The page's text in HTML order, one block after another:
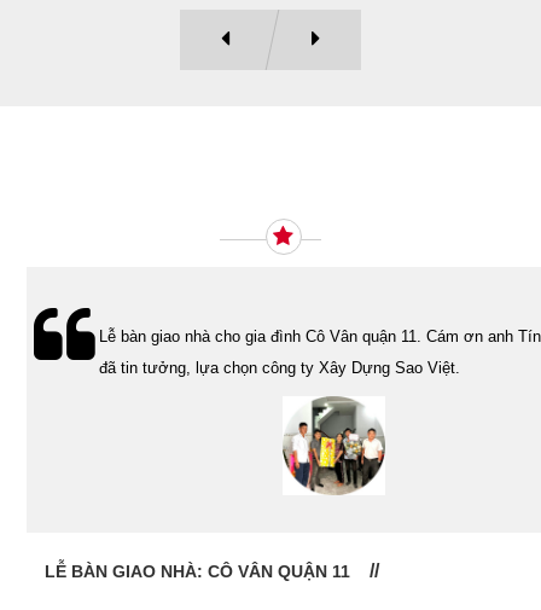
Lễ bàn giao nhà cho gia đình Cô Vân quận 11. Cám ơn anh Tính
đã tin tưởng, lựa chọn công ty Xây Dựng Sao Việt.
LỄ BÀN GIAO NHÀ: CÔ VÂN QUẬN 11